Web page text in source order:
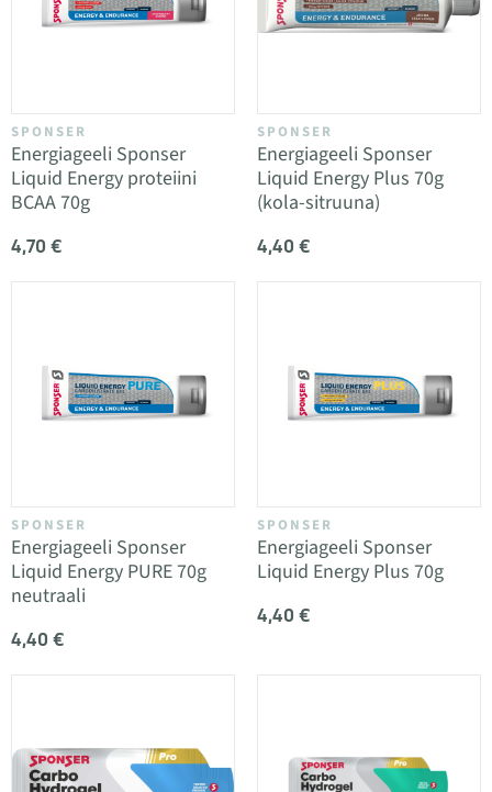
SPONSER
Energiageeli Sponser
Liquid Energy proteiini
BCAA 70g
4,70 €
SPONSER
Energiageeli Sponser
Liquid Energy Plus 70g
(kola-sitruuna)
4,40 €
SPONSER
Energiageeli Sponser
Liquid Energy PURE 70g
neutraali
4,40 €
SPONSER
Energiageeli Sponser
Liquid Energy Plus 70g
4,40 €